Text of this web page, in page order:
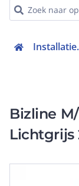
Bizline
Lichtgrijs